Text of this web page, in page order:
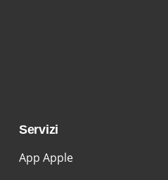
Servizi
App Apple